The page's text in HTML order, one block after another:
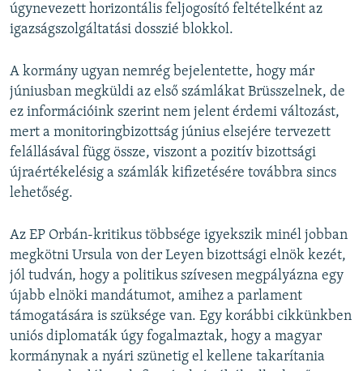
úgynevezett horizontális feljogosító feltételként az
igazságszolgáltatási dosszié blokkol.
A kormány ugyan nemrég bejelentette, hogy már
júniusban megküldi az első számlákat Brüsszelnek, de
ez információink szerint nem jelent érdemi változást,
mert a monitoringbizottság június elsejére tervezett
felállásával függ össze, viszont a pozitív bizottsági
újraértékelésig a számlák kifizetésére továbbra sincs
lehetőség.
Az EP Orbán-kritikus többsége igyekszik minél jobban
megkötni Ursula von der Leyen bizottsági elnök kezét,
jól tudván, hogy a politikus szívesen megpályázna egy
újabb elnöki mandátumot, amihez a parlament
támogatására is szüksége van. Egy korábbi cikkünkben
uniós diplomaták úgy fogalmaztak, hogy a magyar
kormánynak a nyári szünetig el kellene takarítania